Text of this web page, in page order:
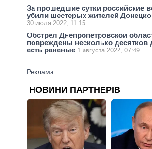
За прошедшие сутки российские
убили шестерых жителей
30 июля 2022, 11:15
Обстрел Днепропетровской
повреждены несколько десятков
есть раненые 1 августа 2022, 07:49